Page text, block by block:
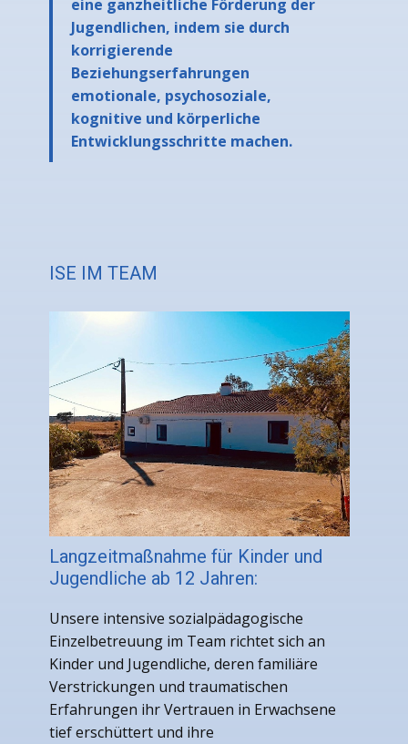
eine ganzheitliche Förderung der
Jugendlichen, indem sie durch
korrigierende
Beziehungserfahrungen
emotionale, psychosoziale,
kognitive und körperliche
Entwicklungsschritte machen.
ISE IM TEAM
Langzeitmaßnahme für Kinder und
Jugendliche ab 12 Jahren:
Unsere intensive sozialpädagogische
Einzelbetreuung im Team richtet sich an
Kinder und Jugendliche, deren familiäre
Verstrickungen und traumatischen
Erfahrungen ihr Vertrauen in Erwachsene
tief erschüttert und ihre